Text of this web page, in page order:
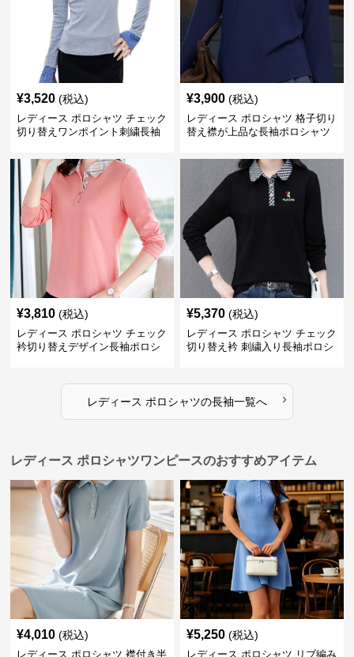
¥3,520 (税込)
レディース ポロシャツ チェック
切り替えワンポイント刺繍長袖
¥3,900 (税込)
レディース ポロシャツ 格子切り
替え襟が上品な長袖ポロシャツ
¥3,810 (税込)
レディース ポロシャツ チェック
衿切り替えデザイン長袖ポロシ
¥5,370 (税込)
レディース ポロシャツ チェック
切り替え衿 刺繍入り長袖ポロシ
レディース ポロシャツの長袖一覧へ ›
レディース ポロシャツワンピースのおすすめアイテム
¥4,010 (税込)
レディース ポロシャツ 襟付き半
¥5,250 (税込)
レディース ポロシャツ リブ編み